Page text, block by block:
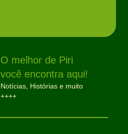
O melhor de Piri
você encontra aqui!
Notícias, Histórias e muito
++++